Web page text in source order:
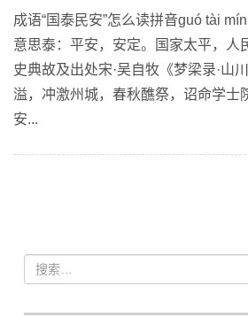
成语“国泰民安”怎么读拼音guó tài
意思泰：平安，安定。国家太平，人
史典故及出处宋·吴自牧《梦梁录·山
溢，冲激州城，春秋醮祭，诏命学士
安...